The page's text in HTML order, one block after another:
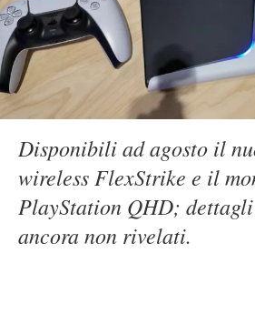
Disponibili ad agosto il
wireless FlexStrike e il
PlayStation QHD;
ancora non rivelati.